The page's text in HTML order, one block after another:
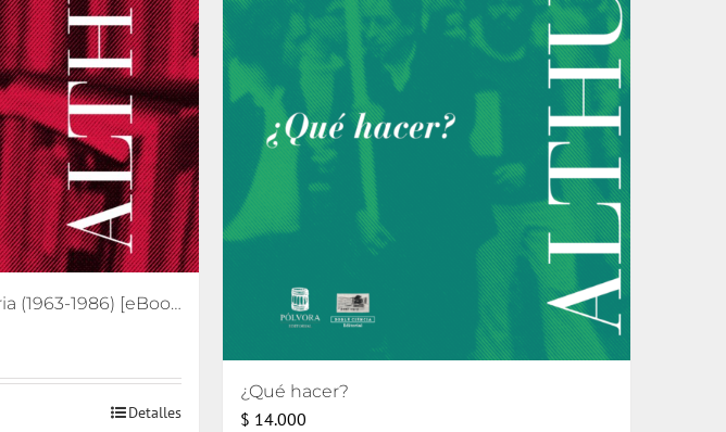
Escritos sobre la historia (1963-1986) [eBook]
Detalles
¿Qué hacer?
$ 14.000